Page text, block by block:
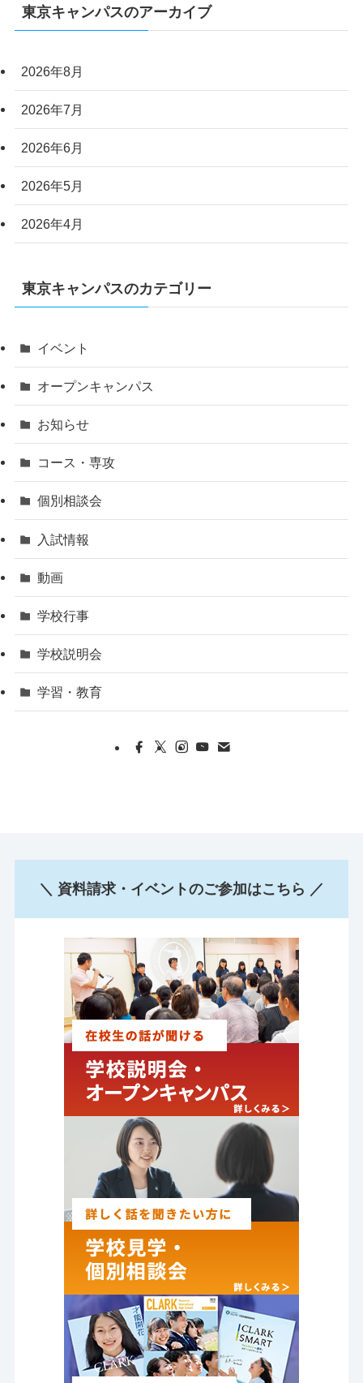
東京キャンパスのアーカイブ
2026年8月
2026年7月
2026年6月
2026年5月
2026年4月
東京キャンパスのカテゴリー
イベント
オープンキャンパス
お知らせ
コース・専攻
個別相談会
入試情報
動画
学校行事
学校説明会
学習・教育
＼ 資料請求・イベントのご参加はこちら ／